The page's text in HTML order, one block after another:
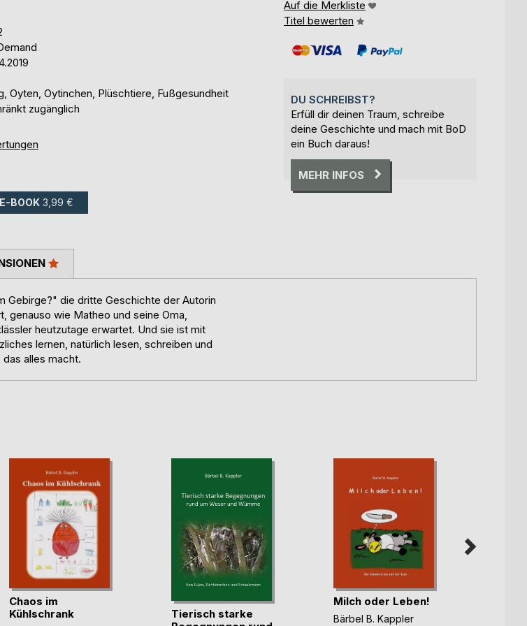
Oyten, Oytinchen, Plüschtiere, Fußgesundheit
zugänglich
E-BOOK 3,99 €
Auf die Merkliste
Titel bewerten
DU SCHREIBST?
Erfüll dir deinen Traum, schreibe
deine Geschichte und mach mit BoD
ein Buch daraus!
MEHR INFOS
Gebirge?" die dritte Geschichte der Autorin
genauso wie Matheo und seine Oma,
heutzutage erwartet. Und sie ist mit
lernen, natürlich lesen, schreiben und
das alles macht.
Chaos im
Kühlschrank
Tierisch starke
Milch oder Leben!
Bärbel B. Kappler